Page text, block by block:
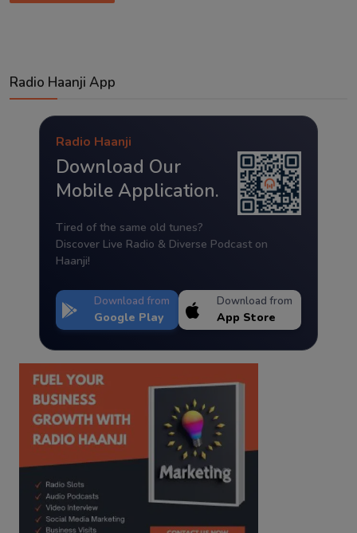
Radio Haanji App
Radio Haanji
Download Our
Mobile Application.
Tired of the same old tunes?
Discover Live Radio & Diverse Podcast on
Haanji!
Download from
Google Play
Download from
App Store